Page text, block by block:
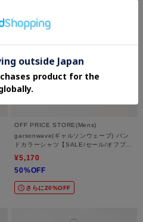
OFF PRICE STORE(Mens)
garsonwave(ギャルソンウェーブ) バン
ドカラーシャツ【SALE/セール/オフプラ
いめカジュアル】
¥5,170
50%OFF
さらに20%OFF